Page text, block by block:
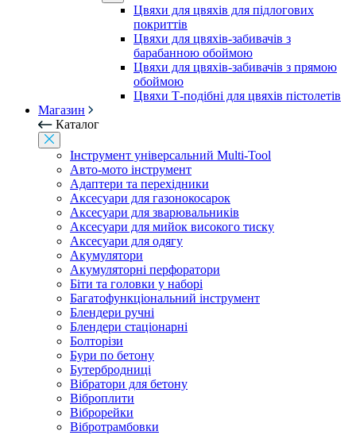
Цвяхи для цвяхів для підлогових
покриттів
Цвяхи для цвяхів-забивачів з
барабанною обоймою
Цвяхи для цвяхів-забивачів з прямою
обоймою
Цвяхи Т-подібні для цвяхів пістолетів
Магазин
Каталог
Інструмент універсальний Multi-Tool
Авто-мото інструмент
Адаптери та перехідники
Аксесуари для газонокосарок
Аксесуари для зварювальників
Аксесуари для мийок високого тиску
Аксесуари для одягу
Акумулятори
Акумуляторні перфоратори
Біти та головки у наборі
Багатофункціональний інструмент
Блендери ручні
Блендери стаціонарні
Болторізи
Бури по бетону
Бутербродниці
Вібратори для бетону
Віброплити
Віброрейки
Вібротрамбовки